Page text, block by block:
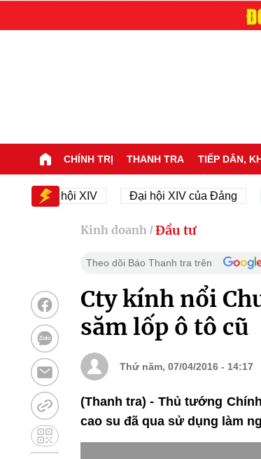
CHÍNH TRỊ THANH TRA TIẾP DÂN,
Đại hội XIV Đại hội XIV của Đảng
Kinh doanh / Đầu tư
Theo dõi Báo Thanh tra trên
Cty kính nổi
săm lốp ô tô cũ
Thứ năm, 07/04/2016 - 14:17
(Thanh tra) - Thủ tướng
cao su đã qua sử dụng làm